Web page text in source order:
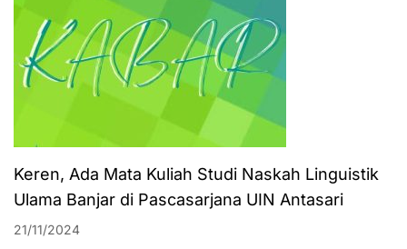
Keren, Ada Mata Kuliah Studi Naskah Linguistik
Ulama Banjar di Pascasarjana UIN Antasari
21/11/2024